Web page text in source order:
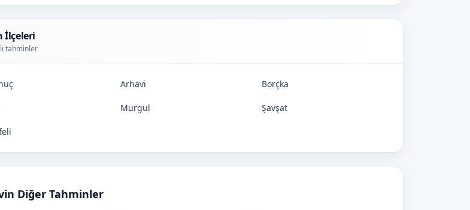
İlçeleri
tahminler
Arhavi Borçka
Murgul Şavşat
Diğer Tahminler